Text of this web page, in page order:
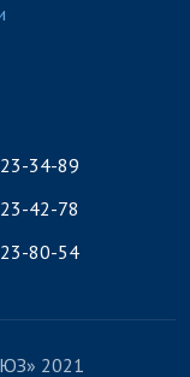
34-89
42-78
80-54
2021